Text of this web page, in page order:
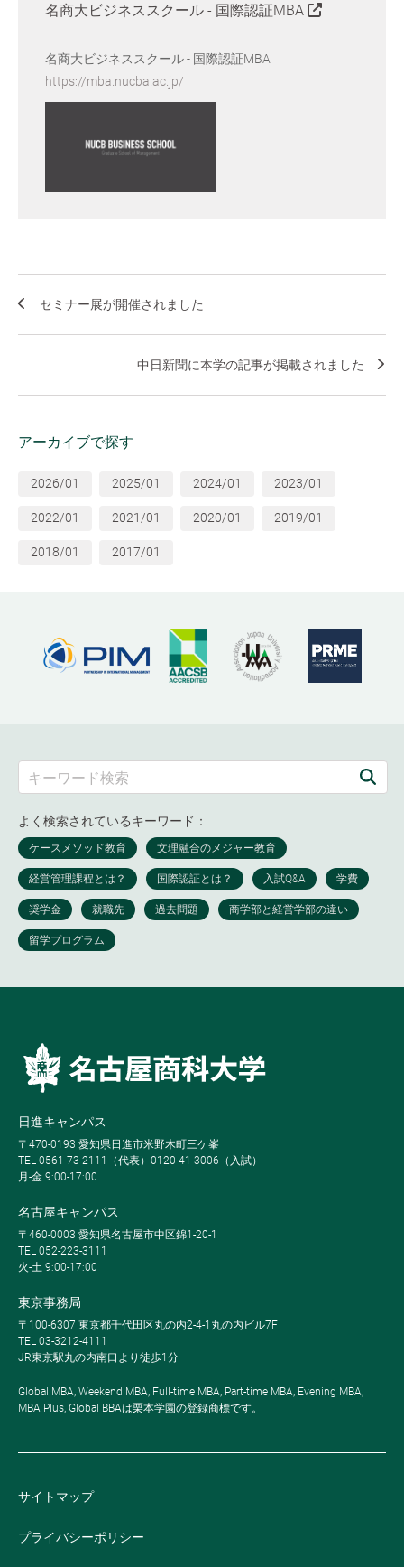
名商大ビジネススクール - 国際認証MBA
名商大ビジネススクール - 国際認証MBA
https://mba.nucba.ac.jp/
セミナー展が開催されました
中日新聞に本学の記事が掲載されました
アーカイブで探す
2026/01 2025/01 2024/01 2023/01
2022/01 2021/01 2020/01 2019/01
2018/01 2017/01
よく検索されているキーワード：
日進キャンパス
〒470-0193 愛知県日進市米野木町三ケ峯
TEL 0561-73-2111（代表）0120-41-3006（入試）
月-金 9:00-17:00
名古屋キャンパス
〒460-0003 愛知県名古屋市中区錦1-20-1
TEL 052-223-3111
火-土 9:00-17:00
東京事務局
〒100-6307 東京都千代田区丸の内2-4-1丸の内ビル7F
TEL 03-3212-4111
JR東京駅丸の内南口より徒歩1分
Global MBA, Weekend MBA, Full-time MBA, Part-time MBA, Evening MBA,
MBA Plus, Global BBAは栗本学園の登録商標です。
サイトマップ
プライバシーポリシー